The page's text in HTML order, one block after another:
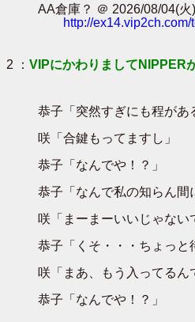
AA倉庫？ ＠ 2026/08/04(
http://
2 ： VIPにかわりましてNIPPER
恭子「突然すぎにも程が
咲「合鍵もってますし」
恭子「なんでや！？」
恭子「なんで私の知らん
咲「まーまーいいじゃない
恭子「くそ・・・ちょっと
咲「まあ、もう入ってるん
恭子「なんでや！？」